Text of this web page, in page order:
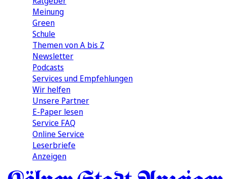
Meinung
Green
Schule
Themen von A bis Z
Newsletter
Podcasts
Services und Empfehlungen
Wir helfen
Unsere Partner
E-Paper lesen
Service FAQ
Online Service
Leserbriefe
Anzeigen